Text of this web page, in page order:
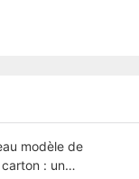
modèle de
: un